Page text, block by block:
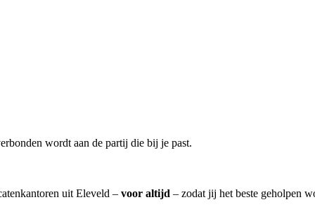
wordt aan de partij die bij je past.
uit Eleveld – voor altijd – zodat jij het beste geholpen